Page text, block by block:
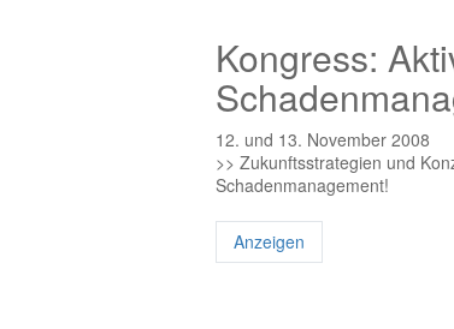
Kongress:
12. und 13. November 2008
>> Zukunftsstrategien und
Schadenmanagement!
Anzeigen